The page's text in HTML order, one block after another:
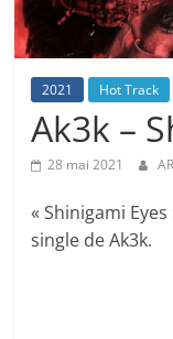
2021 Hot Track
Ak3k –
28 mai 2021
« Shinigami
single de Ak3k.